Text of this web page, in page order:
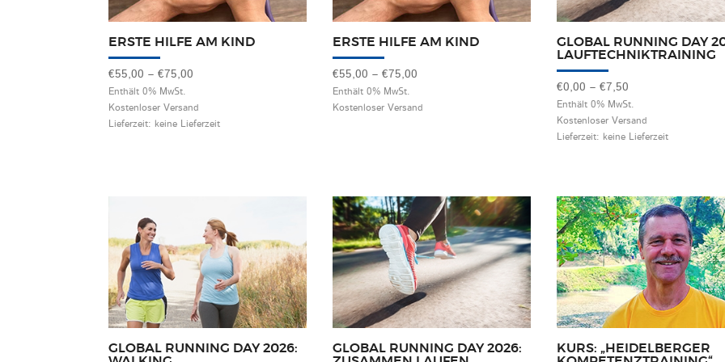
ERSTE HILFE AM KIND
€55,00 –€ 75,00
bis
€75,00
Enthält 0% MwSt.
Kostenloser Versand
Lieferzeit: keine Lieferzeit
ERSTE HILFE AM KIND
€55,00 –€ 75,00
bis
Enthält 0% MwSt.
Kostenloser Versand
GLOBAL RUNNING DAY
LAUFTECHNIKTRAINING
€0,00 –€ 7,50
€0,00
bis
€7,50
Enthält 0% MwSt.
Kostenloser Versand
Lieferzeit: keine Lieferzeit
GLOBAL RUNNING DAY 2026:
GLOBAL RUNNING DAY 2026:
KURS: „HEIDELBERGER